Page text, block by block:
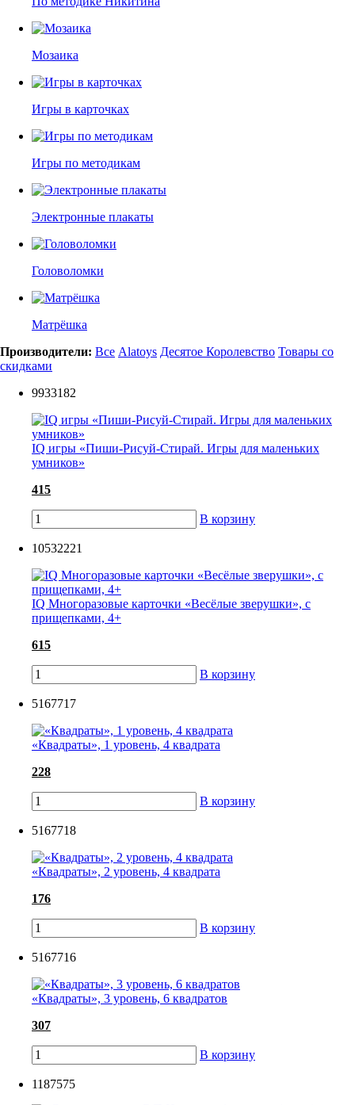
Мозаика
Игры в карточках
Игры по методикам
Электронные плакаты
Головоломки
Матрёшка
Производители: Все Alatoys Десятое Королевство Товары со
скидками
9933182
IQ игры «Пиши-Рисуй-Стирай. ‎Игры для маленьких
умников»
415
В корзину
10532221
IQ Многоразовые карточки «Весёлые зверушки», с
прищепками, 4+
615
В корзину
5167717
«Квадраты», 1 уровень, 4 квадрата
228
В корзину
5167718
«Квадраты», 2 уровень, 4 квадрата
176
В корзину
5167716
«Квадраты», 3 уровень, 6 квадратов
307
В корзину
1187575